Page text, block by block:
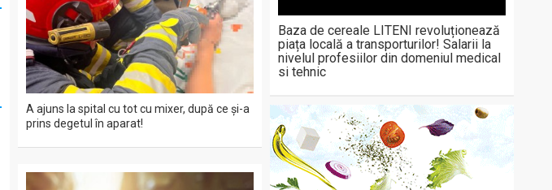
A ajuns la spital cu tot cu mixer, după ce și-a
prins degetul în aparat!
Baza de cereale LITENI revoluționează
piața locală a transporturilor! Salarii la
nivelul profesiilor din domeniul medical
si tehnic